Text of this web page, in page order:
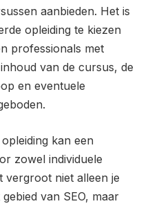
aanbieden. Het is
opleiding te kiezen
professionals met
van de cursus, de
en eventuele
kan een
zowel individuele
vergroot niet alleen je
van SEO, maar